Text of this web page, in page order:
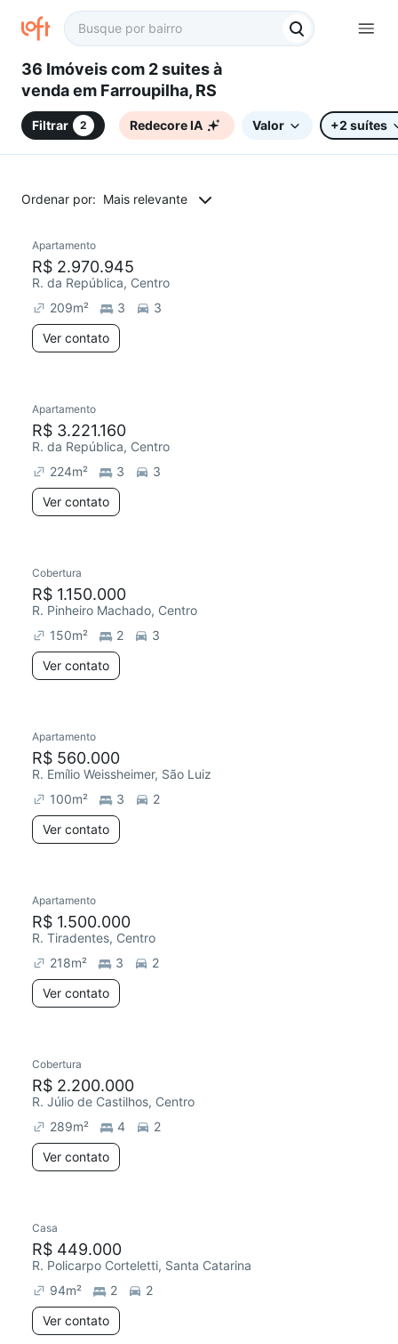
36 Imóveis com 2 suites à
venda em Farroupilha, RS
Filtrar 2 Redecore IA Valor +2 suítes
Ordenar por: Mais relevante
Redecorar
Apartamento
R$ 2.970.945
R. da República, Centro
209m² 3
3
Ver contato
Redecorar
Apartamento
R$ 3.221.160
R. da República, Centro
224m² 3
3
Ver contato
Redecorar
Cobertura
R$ 1.150.000
R. Pinheiro Machado, Centro
150m² 2
3
Ver contato
Redecorar
Apartamento
R$ 560.000
R. Emílio Weissheimer, São Luiz
100m² 3
2
Ver contato
Redecorar
Apartamento
R$ 1.500.000
R. Tiradentes, Centro
218m² 3
2
Ver contato
Redecorar
Cobertura
R$ 2.200.000
R. Júlio de Castilhos, Centro
289m² 4
2
Ver contato
Casa
R$ 449.000
R. Policarpo Corteletti, Santa Catarina
94m² 2
2
Ver contato